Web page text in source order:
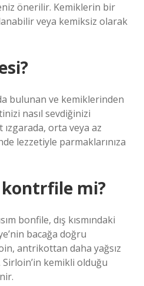
önerilir. Kemiklerin bir
veya kemiksiz olarak
bulunan ve kemiklerinden
nasıl sevdiğinizi
orta veya az
lezzetiyle parmaklarınıza
mi?
bonfile, dış kısmındaki
bacağa doğru
antrikottan daha yağsız
kemikli olduğu